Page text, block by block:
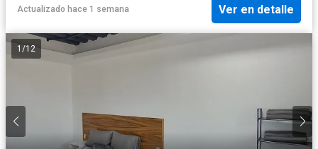
Actualizado hace 1 semana Ver en detalle
1 /12